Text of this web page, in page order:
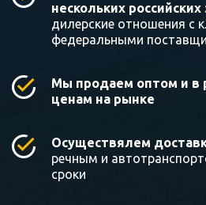
нескольких
дилерские отношения с
федеральными
Мы продаем оптом и в
ценам на рынке
Осуществялем
речным и
сроки